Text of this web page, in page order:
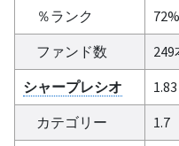
％ランク
72%
ファンド数
249
シャープレシオ
1.83
カテゴリー
1.7